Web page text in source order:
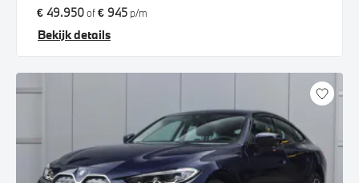
€ 49.950of€ 945 p/m
Bekijk details